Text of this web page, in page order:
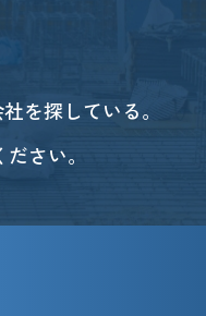
を探している。
さい。